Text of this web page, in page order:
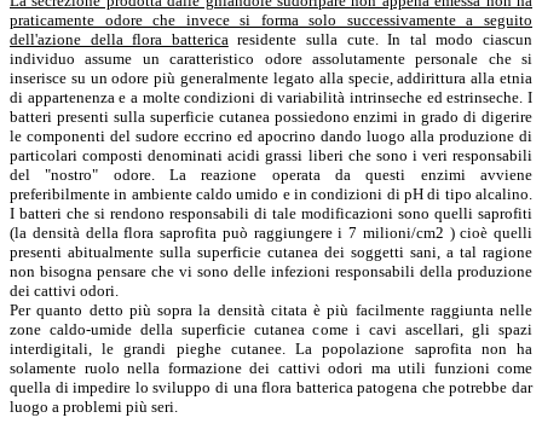
praticamente odore che invece si forma solo successivamente a seguito
dell'azione della flora battericaresidente sulla cute. In tal modo ciascun
individuo assume un caratteristico odore assolutamente personale che si
inserisce su un odore più generalmente legato alla specie, addirittura alla etnia
di appartenenza e a molte condizioni di variabilità intrinseche ed estrinseche. I
batteri presenti sulla superficie cutanea possiedono enzimi in grado di digerire
le componenti del sudore eccrino ed apocrino dando luogo alla produzione di
particolari composti denominati acidi grassi liberi che sono i veri responsabili
del "nostro" odore. La reazione operata da questi enzimi avviene
preferibilmente in ambiente caldo umido e in condizioni di pH di tipo alcalino.
I batteri che si rendono responsabili di tale modificazioni sono quelli saprofiti
(la densità della flora saprofita può raggiungere i 7 milioni/cm2 ) cioè quelli
presenti abitualmente sulla superficie cutanea dei soggetti sani, a tal ragione
non bisogna pensare che vi sono delle infezioni responsabili della produzione
dei cattivi odori.
Per quanto detto più sopra la densità citata è più facilmente raggiunta nelle
zone caldo-umide della superficie cutanea come i cavi ascellari, gli spazi
interdigitali, le grandi pieghe cutanee. La popolazione saprofita non ha
solamente ruolo nella formazione dei cattivi odori ma utili funzioni come
quella di impedire lo sviluppo di una flora batterica patogena che potrebbe dar
luogo a problemi più seri.